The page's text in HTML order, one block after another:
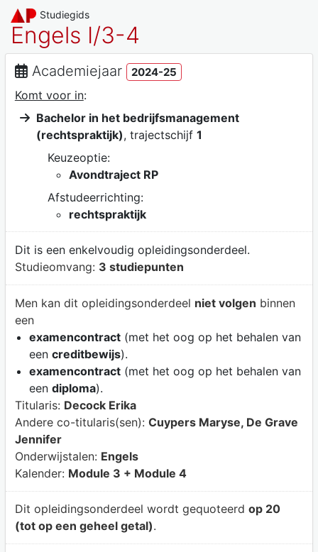
Studiegids
Engels I/3-4
Academiejaar 2024-25
Komt voor in:
Bachelor in het bedrijfsmanagement
(rechtspraktijk), trajectschijf 1
Keuzeoptie:
Avondtraject RP
Afstudeerrichting:
rechtspraktijk
Dit is een enkelvoudig opleidingsonderdeel.
Studieomvang: 3 studiepunten
Men kan dit opleidingsonderdeel niet volgen binnen
een
examencontract(met het oog op het behalen van
een creditbewijs).
examencontract(met het oog op het behalen van
een diploma).
Titularis: Decock Erika
Andere co-titularis(sen): Cuypers Maryse, De Grave
Jennifer
Onderwijstalen: Engels
Kalender: Module 3 + Module 4
Dit opleidingsonderdeel wordt gequoteerd op 20
(tot op een geheel getal).